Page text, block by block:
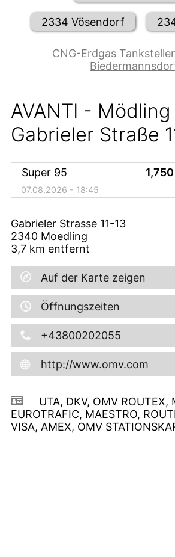
2334 Vösendorf
CNG-Erdgas
AVANTI - Mödling
Gabrieler Straße
Super 95 1,750
07.08.2026 - 18:45
Gabrieler Strasse 11-13
2340 Moedling
3,7 km entfernt
Auf der Karte zeigen
Öffnungszeiten
+43800202055
http://www.omv.com
UTA, DKV, OMV ROUTEX,
EUROTRAFIC, MAESTRO,
VISA, AMEX, OMV